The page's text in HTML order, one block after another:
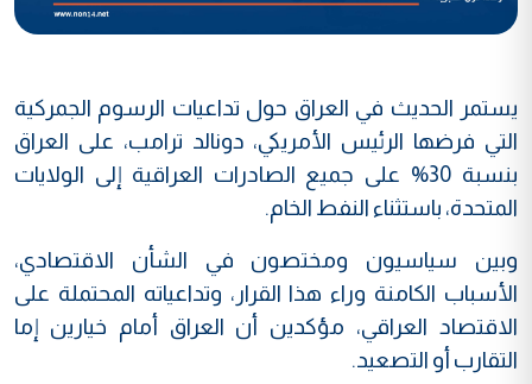
يستمر الحديث في العراق حول تداعيات الرسوم الجمركية
التي فرضها الرئيس الأمريكي، دونالد ترامب، على العراق
بنسبة 30% على جميع الصادرات العراقية إلى الولايات
المتحدة، باستثناء النفط الخام.
وبين سياسيون ومختصون في الشأن الاقتصادي،
الأسباب الكامنة وراء هذا القرار، وتداعياته المحتملة على
الاقتصاد العراقي، مؤكدين أن العراق أمام خيارين إما
التقارب أو التصعيد.